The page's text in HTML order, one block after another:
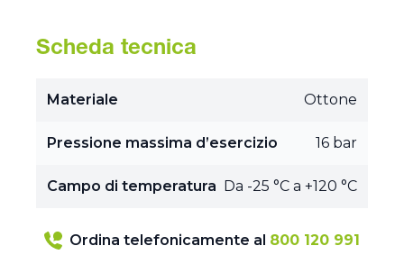
Scheda tecnica
Materiale Ottone
Pressione massima d’esercizio 16 bar
Campo di temperatura Da -25 °C a +120 °C
Ordina telefonicamente al 800 120 991